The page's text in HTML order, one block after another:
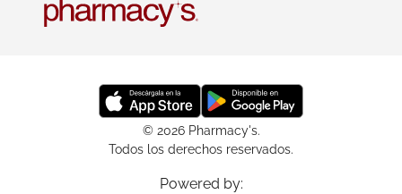
© 2026 Pharmacy's.
Todos los derechos reservados.
Powered by: